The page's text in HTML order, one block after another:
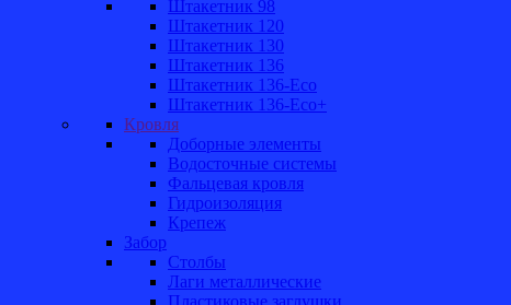
Штакетник 98
Штакетник 120
Штакетник 130
Штакетник 136
Штакетник 136-Eco
Штакетник 136-Eco+
Кровля
Доборные элементы
Водосточные системы
Фальцевая кровля
Гидроизоляция
Крепеж
Забор
Столбы
Лаги металлические
Пластиковые заглушки